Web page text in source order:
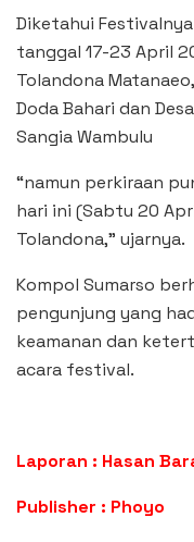
Diketahui
tanggal 17-23 April
Tolandona
Doda Bahari dan
Sangia Wambulu
“namun perkiraan
hari ini (Sabtu 20
Tolandona,” ujarnya.
Kompol Sumarso
pengunjung yang
keamanan dan
acara festival.
Laporan : Hasan
Publisher : Phoyo